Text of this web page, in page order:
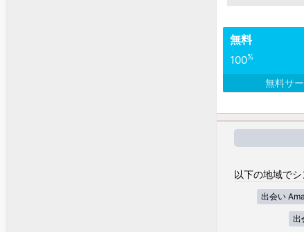
無料
100%
無料サ
以下の地域で
出会い
出